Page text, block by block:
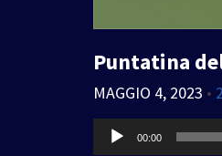
Puntatina
MAGGIO 4, 2023 •
Audio
00:00